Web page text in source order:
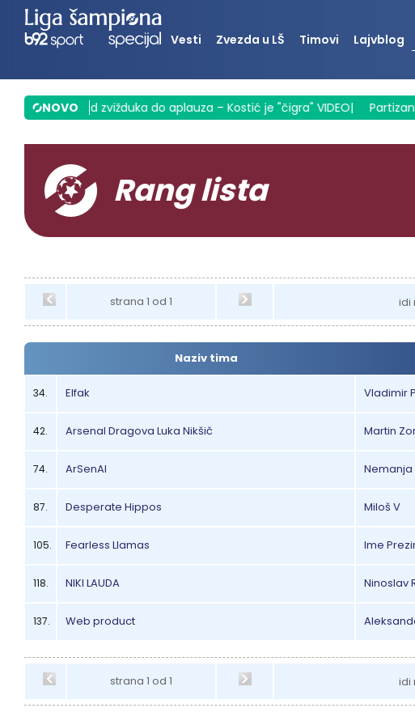
Vesti Zvezda u LŠ Timovi Lajvblog
NOVO
Sek od zvižduka do aplauza – Kostić je "čigra" VIDEO| Partizan
Rang lista
strana 1 od 1 idi
Naziv tima
34. Elfak Vladimir
42. Arsenal Dragova Luka Nikšič Martin
74. ArSenAl Nemanja
87. Desperate Hippos Miloš V
105. Fearless Llamas Ime
118. NIKI LAUDA Ninoslav
137. Web product
strana 1 od 1 idi